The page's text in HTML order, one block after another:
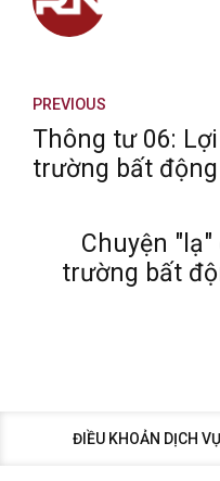
PREVIOUS
Thông tư 06:
trường bất
Chuyện
trường bất động sản:
ĐIỀU KHOẢN DỊCH VỤ